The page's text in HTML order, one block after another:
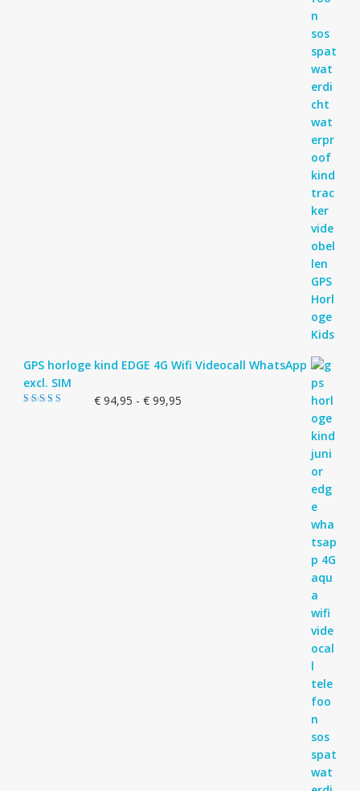
GPS horloge kind EDGE 4G Wifi Videocall WhatsApp
excl. SIM
€94,95 - €99,95Prijsklasse: